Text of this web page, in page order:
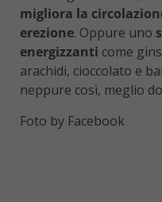
migliora la
erezione. Oppure uno
energizzanti come
arachidi, cioccolato e
neppure così, meglio
Foto by Facebook